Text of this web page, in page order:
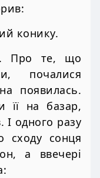
конику.
Про те, що
почалися
появилась.
її на базар,
І одного разу
сходу сонця
а ввечері